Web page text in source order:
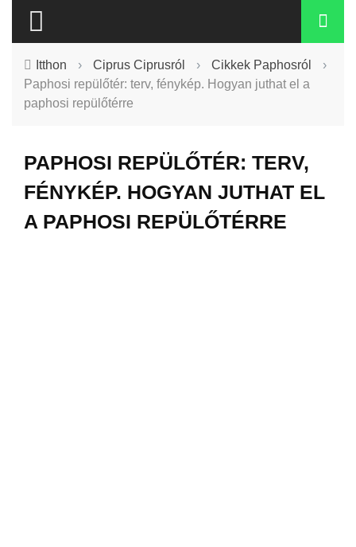
Itthon › Ciprus Ciprusról › Cikkek Paphosról
›
Paphosi repülőtér: terv, fénykép. Hogyan juthat el a
paphosi repülőtérre
PAPHOSI REPÜLŐTÉR: TERV,
FÉNYKÉP. HOGYAN JUTHAT EL
A PAPHOSI REPÜLŐTÉRRE